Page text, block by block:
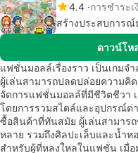
4.4 การชำระเ
สร้างประสบการ
ดาวน์โห
แฟชั่นมอลล์เรื่องราว เป็นเกมจ
ผู้เล่นสามารถปลดปล่อยความคิ
จัดการแฟชั่นมอลล์ที่มีชีวิตชีวา
โดยการรวมสไตล์และอุปกรณ์ต่
ซื้อสินค้าที่ทันสมัย ผู้เล่นสามาร
หลาย รวมถึงศิลปะเล็บและน้ำห
สำหรับผู้ที่หลงใหลในแฟชั่น เมื่